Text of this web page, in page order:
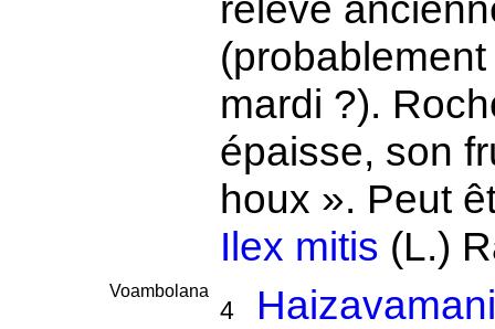
mardi ?).
épaisse, son
houx ». Peut
Ilex mitis (L.)
Voambolana
4